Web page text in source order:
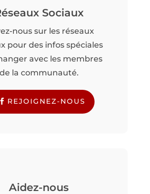
Sociaux
nous sur les réseaux
pour des infos spéciales
avec les membres
de la communauté.
REJOIGNEZ-NOUS
Aidez-nous